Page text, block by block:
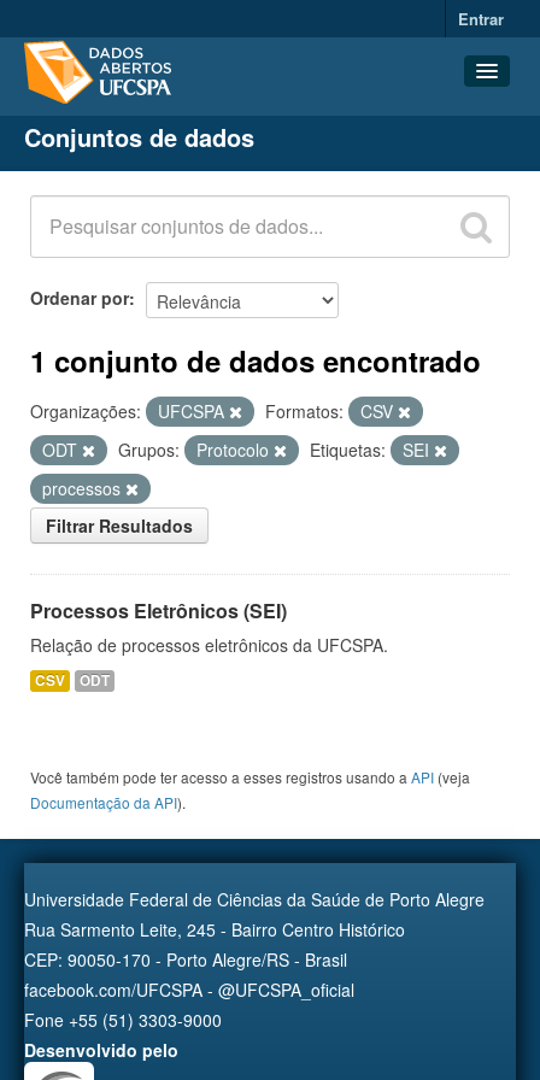
Entrar
Conjuntos de dados
Organizações
Grupos
Sobre
Conjuntos de dados
Ordenar por
1 conjunto de dados encontrado
Organizações: UFCSPA Formatos:
CSV
ODT
Grupos: Protocolo Etiquetas:
SEI
processos
Filtrar Resultados
Processos Eletrônicos (SEI)
Relação de processos eletrônicos da UFCSPA.
CSV ODT
Você também pode ter acesso a esses registros usando a API (veja
Documentação da API).
Universidade Federal de Ciências da Saúde de Porto Alegre
Rua Sarmento Leite, 245 - Bairro Centro Histórico
CEP: 90050-170 - Porto Alegre/RS - Brasil
facebook.com/UFCSPA - @UFCSPA_oficial
Fone +55 (51) 3303-9000
Desenvolvido pelo